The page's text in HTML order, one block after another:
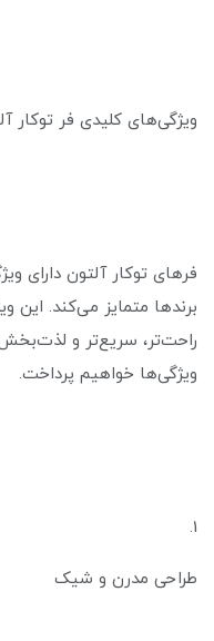
ویژگی‌های کلیدی فر توکار
فرهای توکار آلتون دارای
برندها متمایز می‌کند. این
راحت‌تر، سریع‌تر و
ویژگی‌ها خواهیم پرداخت.
1.
طراحی مدرن و شیک